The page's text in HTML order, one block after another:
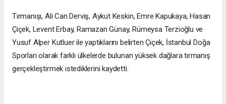
Tırmanışı, Ali Can Derviş, Aykut Keskin, Emre Kapukaya, Hasan
Çiçek, Levent Erbay, Ramazan Günay, Rümeysa Terzioğlu ve
Yusuf Alper Kutluer ile yaptıklarını belirten Çiçek, İstanbul Doğa
Sporları olarak farklı ülkelerde bulunan yüksek dağlara tırmanış
gerçekleştirmek istediklerini kaydetti.